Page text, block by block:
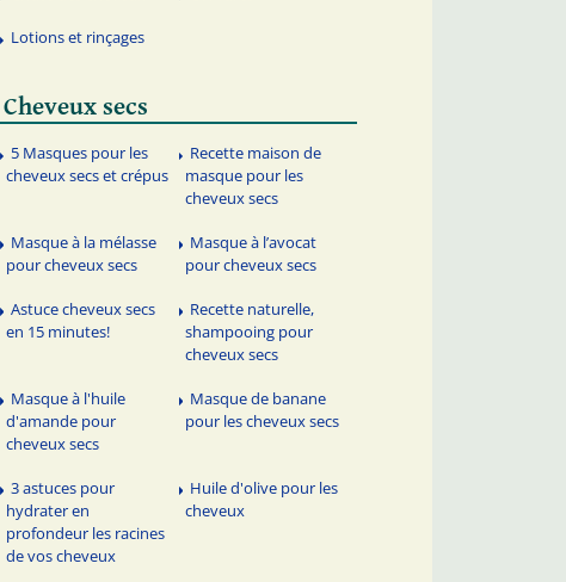
Lotions et rinçages
Cheveux secs
5 Masques pour les
cheveux secs et crépus
Recette maison de
masque pour les
cheveux secs
Masque à la mélasse
pour cheveux secs
Masque à l’avocat
pour cheveux secs
Astuce cheveux secs
en 15 minutes!
Recette naturelle,
shampooing pour
cheveux secs
Masque à l'huile
d'amande pour
cheveux secs
Masque de banane
pour les cheveux secs
3 astuces pour
hydrater en
profondeur les racines
de vos cheveux
Huile d'olive pour les
cheveux